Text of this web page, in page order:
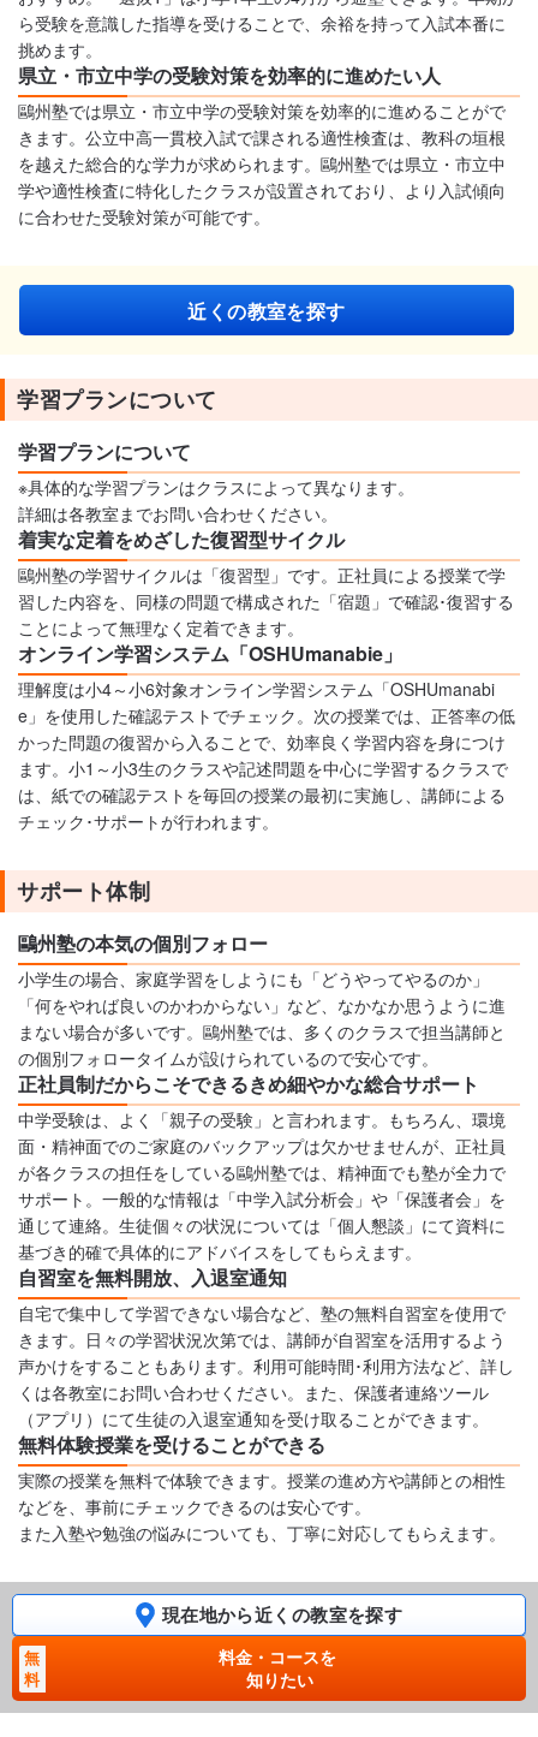
ら受験を意識した指導を受けることで、余裕を持って入試本番に
挑めます。
県立・市立中学の受験対策を効率的に進めたい人
鷗州塾では県立・市立中学の受験対策を効率的に進めることがで
きます。公立中高一貫校入試で課される適性検査は、教科の垣根
を越えた総合的な学力が求められます。鷗州塾では県立・市立中
学や適性検査に特化したクラスが設置されており、より入試傾向
に合わせた受験対策が可能です。
近くの教室を探す
学習プランについて
学習プランについて
※具体的な学習プランはクラスによって異なります。
詳細は各教室までお問い合わせください。
着実な定着をめざした復習型サイクル
鷗州塾の学習サイクルは「復習型」です。正社員による授業で学
習した内容を、同様の問題で構成された「宿題」で確認･復習する
ことによって無理なく定着できます。
オンライン学習システム「OSHUmanabie」
理解度は小4～小6対象オンライン学習システム「OSHUmanabi
e」を使用した確認テストでチェック。次の授業では、正答率の低
かった問題の復習から入ることで、効率良く学習内容を身につけ
ます。小1～小3生のクラスや記述問題を中心に学習するクラスで
は、紙での確認テストを毎回の授業の最初に実施し、講師による
チェック･サポートが行われます。
サポート体制
鷗州塾の本気の個別フォロー
小学生の場合、家庭学習をしようにも「どうやってやるのか」
「何をやれば良いのかわからない」など、なかなか思うように進
まない場合が多いです。鷗州塾では、多くのクラスで担当講師と
の個別フォロータイムが設けられているので安心です。
正社員制だからこそできるきめ細やかな総合サポート
中学受験は、よく「親子の受験」と言われます。もちろん、環境
面・精神面でのご家庭のバックアップは欠かせませんが、正社員
が各クラスの担任をしている鷗州塾では、精神面でも塾が全力で
サポート。一般的な情報は「中学入試分析会」や「保護者会」を
通じて連絡。生徒個々の状況については「個人懇談」にて資料に
基づき的確で具体的にアドバイスをしてもらえます。
自習室を無料開放、入退室通知
自宅で集中して学習できない場合など、塾の無料自習室を使用で
きます。日々の学習状況次第では、講師が自習室を活用するよう
声かけをすることもあります。利用可能時間･利用方法など、詳し
くは各教室にお問い合わせください。また、保護者連絡ツール
（アプリ）にて生徒の入退室通知を受け取ることができます。
無料体験授業を受けることができる
実際の授業を無料で体験できます。授業の進め方や講師との相性
などを、事前にチェックできるのは安心です。
また入塾や勉強の悩みについても、丁寧に対応してもらえます。
現在地から近くの教室を探す
無
料
料金・コースを
知りたい